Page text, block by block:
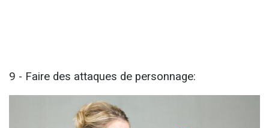
9 - Faire des attaques de personnage: